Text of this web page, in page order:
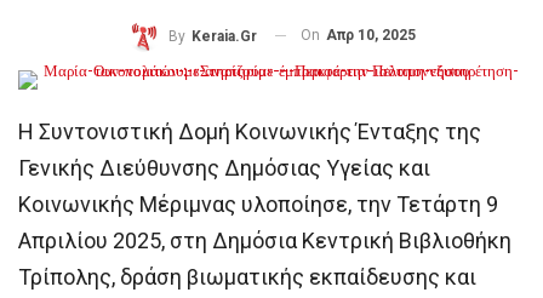
By Keraia.gr On Απρ 10, 2025
Η Συντονιστική Δομή Κοινωνικής Ένταξης της
Γενικής Διεύθυνσης Δημόσιας Υγείας και
Κοινωνικής Μέριμνας υλοποίησε, την Τετάρτη 9
Απριλίου 2025, στη Δημόσια Κεντρική Βιβλιοθήκη
Τρίπολης, δράση βιωματικής εκπαίδευσης και